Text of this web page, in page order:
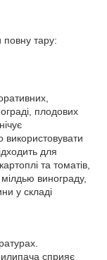
тару:
плодових
використовувати
для
та томатів,
винограду,
у складі
сприяє